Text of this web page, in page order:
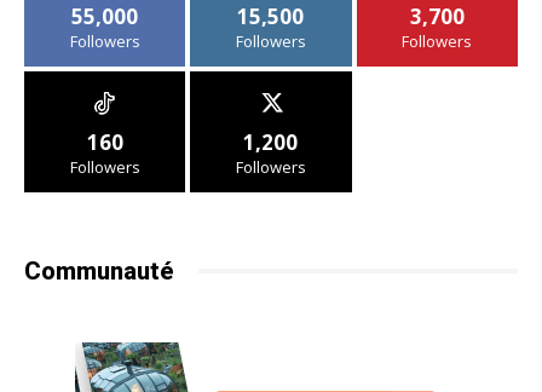
55,000
Followers
15,500
Followers
3,700
Followers
160
Followers
1,200
Followers
Communauté